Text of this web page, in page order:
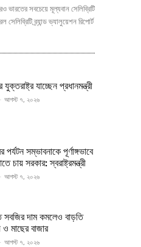
সবচেয়ে মূল্যবান সেলিব্রিটি
ব্র্যান্ড ভ্যালুয়েশন রিপোর্ট
যুক্তরাষ্ট্র যাচ্ছেন প্রধানমন্ত্রী
আগস্ট ৭, ২০২৬
পর্যটন সম্ভাবনাকে পূর্ণাঙ্গভাবে
চায় সরকার: স্বরাষ্ট্রমন্ত্রী
আগস্ট ৭, ২০২৬
সবজির দাম কমলেও বাড়তি
মাছের বাজার
আগস্ট ৭, ২০২৬